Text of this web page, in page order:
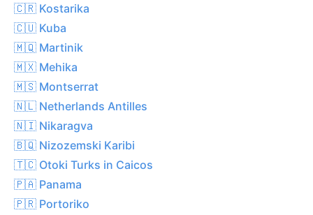
🇨🇷 Kostarika
🇨🇺 Kuba
🇲🇶 Martinik
🇲🇽 Mehika
🇲🇸 Montserrat
🇳🇱 Netherlands Antilles
🇳🇮 Nikaragva
🇧🇶 Nizozemski Karibi
🇹🇨 Otoki Turks in Caicos
🇵🇦 Panama
🇵🇷 Portoriko